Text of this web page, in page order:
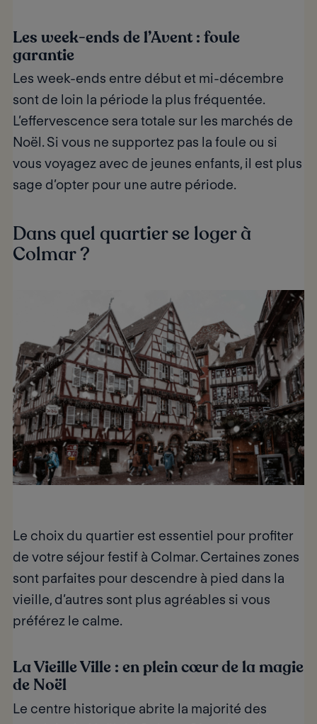
Les week-ends de l’Avent : foule
garantie
Les week-ends entre début et mi-décembre
sont de loin la période la plus fréquentée.
L’effervescence sera totale sur les marchés de
Noël. Si vous ne supportez pas la foule ou si
vous voyagez avec de jeunes enfants, il est plus
sage d’opter pour une autre période.
Dans quel quartier se loger à
Colmar ?
Le choix du quartier est essentiel pour profiter
de votre séjour festif à Colmar. Certaines zones
sont parfaites pour descendre à pied dans la
vieille, d’autres sont plus agréables si vous
préférez le calme.
La Vieille Ville : en plein cœur de la magie
de Noël
Le centre historique abrite la majorité des